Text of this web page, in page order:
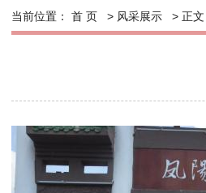
当前位置： 首页 > 风采展示 >正文